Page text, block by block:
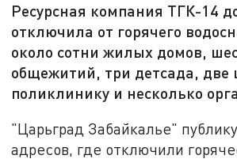
Ресурсная компания ТГК-14
отключила от горячего
около сотни жилых домов,
общежитий, три детсада,
поликлинику и несколько
"Царьград Забайкалье"
адресов, где отключили